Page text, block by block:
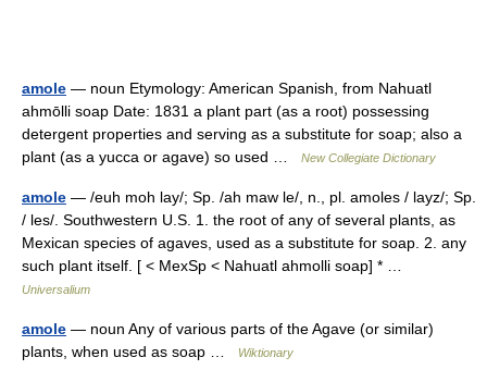
amole — noun Etymology: American Spanish, from Nahuatl
ahmōlli soap Date: 1831 a plant part (as a root) possessing
detergent properties and serving as a substitute for soap; also a
plant (as a yucca or agave) so used …
New Collegiate Dictionary
amole — /euh moh lay/; Sp. /ah maw le/, n., pl. amoles / layz/; Sp.
/ les/. Southwestern U.S. 1. the root of any of several plants, as
Mexican species of agaves, used as a substitute for soap. 2. any
such plant itself. [ < MexSp < Nahuatl ahmolli soap] * …
Universalium
amole — noun Any of various parts of the Agave (or similar)
plants, when used as soap …
Wiktionary